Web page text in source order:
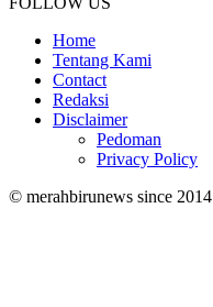
Home
Tentang Kami
Contact
Redaksi
Disclaimer
Pedoman
Privacy Policy
© merahbirunews since 2014